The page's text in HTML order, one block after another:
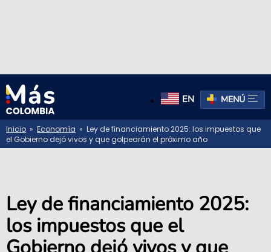
EN MENÚ
Inicio » Economía » Ley de financiamiento 2025: los impuestos que
el Gobierno dejó vivos y que golpearán el próximo año
Ley de financiamiento 2025:
los impuestos que el